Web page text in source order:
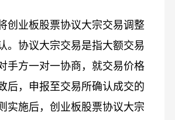
创业板股票协议大宗交易调整
。协议大宗交易是指大额交易
手方一对一协商，就交易价格
后，申报至交易所确认成交的
实施后，创业板股票协议大宗